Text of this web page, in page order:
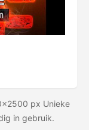
px Unieke
in gebruik.